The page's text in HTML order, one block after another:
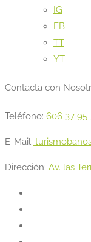
IG
FB
TT
YT
Contacta con
Teléfono: 606 37 95
E-Mail:
Dirección: Av. las